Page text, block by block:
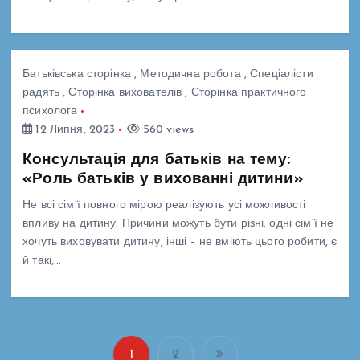
Батьківська сторінка, Методична робота,Спеціалісти
радять ,Сторінка вихователів , Сторінка практичного
психолога
12 Липня, 2023
560 views
Консультація для батьків на тему:
«Роль батьків у вихованні дитини»
Не всі сім’ї повного мірою реалізують усі можливості
впливу на дитину. Причини можуть бути різні: одні сім’ї не
хочуть виховувати дитину, інші – не вміють цього робити, є
й такі,…
1 2